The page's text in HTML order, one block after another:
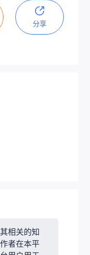
分享
相关的知
者在本平